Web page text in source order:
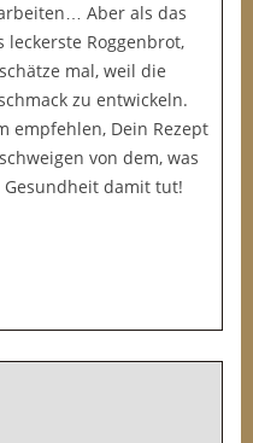
Aber als das
leckerste Roggenbrot,
mal, weil die
zu entwickeln.
empfehlen, Dein Rezept
von dem, was
damit tut!